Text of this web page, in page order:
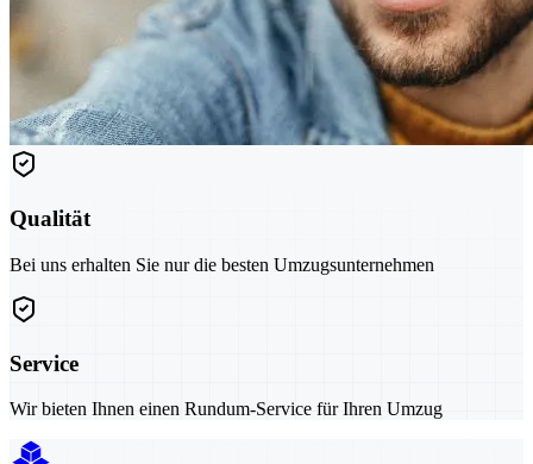
Qualität
Bei uns erhalten Sie nur die besten Umzugsunternehmen
Service
Wir bieten Ihnen einen Rundum-Service für Ihren Umzug